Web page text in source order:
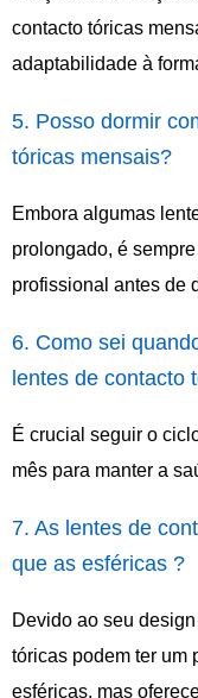
contacto tóricas
adaptabilidade à
5. Posso dormir
tóricas mensais?
Embora algumas
prolongado, é
profissional antes de
6. Como sei
lentes de contacto
É crucial seguir o
mês para manter a
7. As lentes de
que as esféricas ?
Devido ao seu
tóricas podem ter um
esféricas, mas